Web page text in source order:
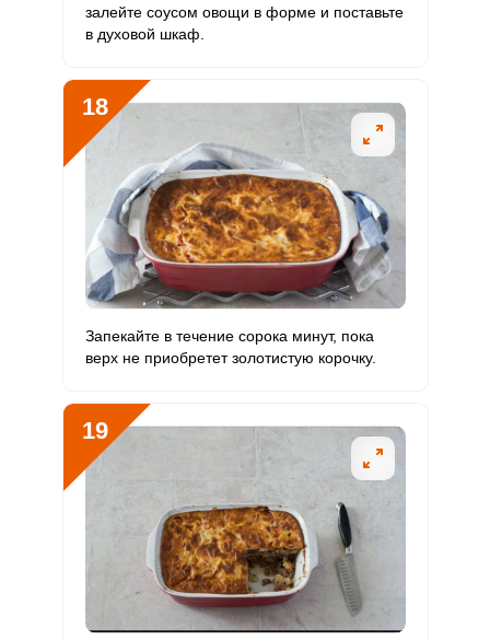
залейте соусом овощи в форме и поставьте
в духовой шкаф.
18
Запекайте в течение сорока минут, пока
верх не приобретет золотистую корочку.
19